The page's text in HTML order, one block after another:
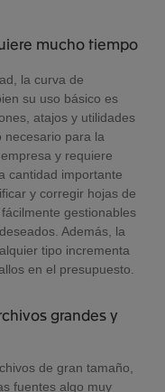
mucho tiempo
, la curva de
su uso básico es
atajos y utilidades
necesario para la
y requiere
cantidad importante
y corregir hojas de
gestionables
Además, la
tipo incrementa
en el presupuesto.
grandes y
de gran tamaño,
fuentes algo muy